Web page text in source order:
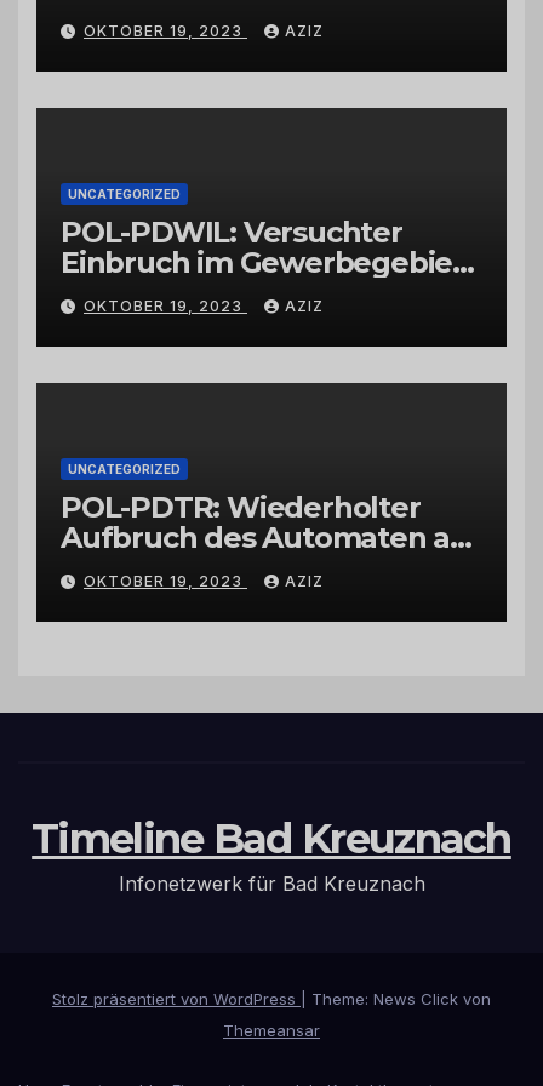
OKTOBER 19, 2023 AZIZ
UNCATEGORIZED
POL-PDWIL: Versuchter
Einbruch im Gewerbegebiet
Wittlich
OKTOBER 19, 2023 AZIZ
UNCATEGORIZED
POL-PDTR: Wiederholter
Aufbruch des Automaten am
Wohnmobilstellplatz in
Hermeskeil am Labachweg
OKTOBER 19, 2023 AZIZ
Timeline Bad Kreuznach
Infonetzwerk für Bad Kreuznach
Stolz präsentiert von WordPress
Theme: News Click von
Themeansar